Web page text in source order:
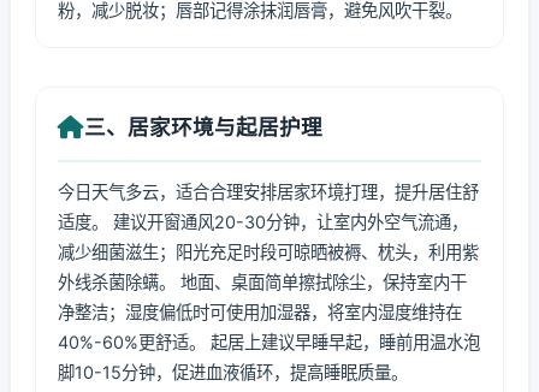
粉，减少脱妆；唇部记得涂抹润唇膏，避免风吹干裂。
三、居家环境与起居护理
今日天气多云，适合合理安排居家环境打理，提升居住舒
适度。 建议开窗通风20-30分钟，让室内外空气流通，
减少细菌滋生；阳光充足时段可晾晒被褥、枕头，利用紫
外线杀菌除螨。 地面、桌面简单擦拭除尘，保持室内干
净整洁；湿度偏低时可使用加湿器，将室内湿度维持在
40%-60%更舒适。 起居上建议早睡早起，睡前用温水泡
脚10-15分钟，促进血液循环，提高睡眠质量。